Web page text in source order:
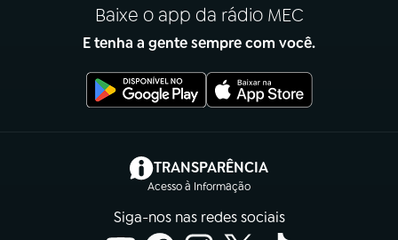
Baixe o app da rádio MEC
E tenha a gente sempre com você.
TRANSPARÊNCIA
Acesso à Informação
(abre em nova aba)
Siga-nos nas redes sociais